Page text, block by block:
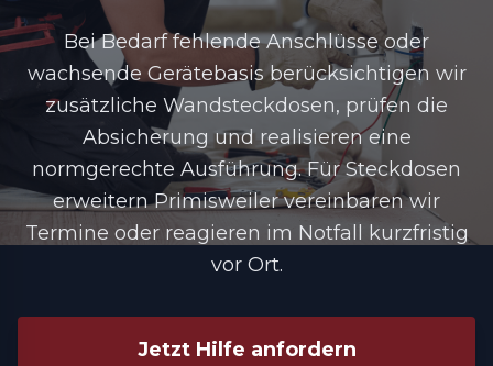
Bei Bedarf fehlende Anschlüsse oder
wachsende Gerätebasis berücksichtigen wir
zusätzliche Wandsteckdosen, prüfen die
Absicherung und realisieren eine
normgerechte Ausführung. Für Steckdosen
erweitern Primisweiler vereinbaren wir
Termine oder reagieren im Notfall kurzfristig
vor Ort.
Jetzt Hilfe anfordern